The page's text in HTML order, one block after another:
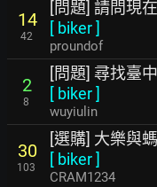
14
42
[問題] 請問現
[ biker]
proundof
2
8
[問題] 尋找臺
[ biker]
wuyiulin
30
103
[選購] 大樂與
[ biker]
CRAM1234